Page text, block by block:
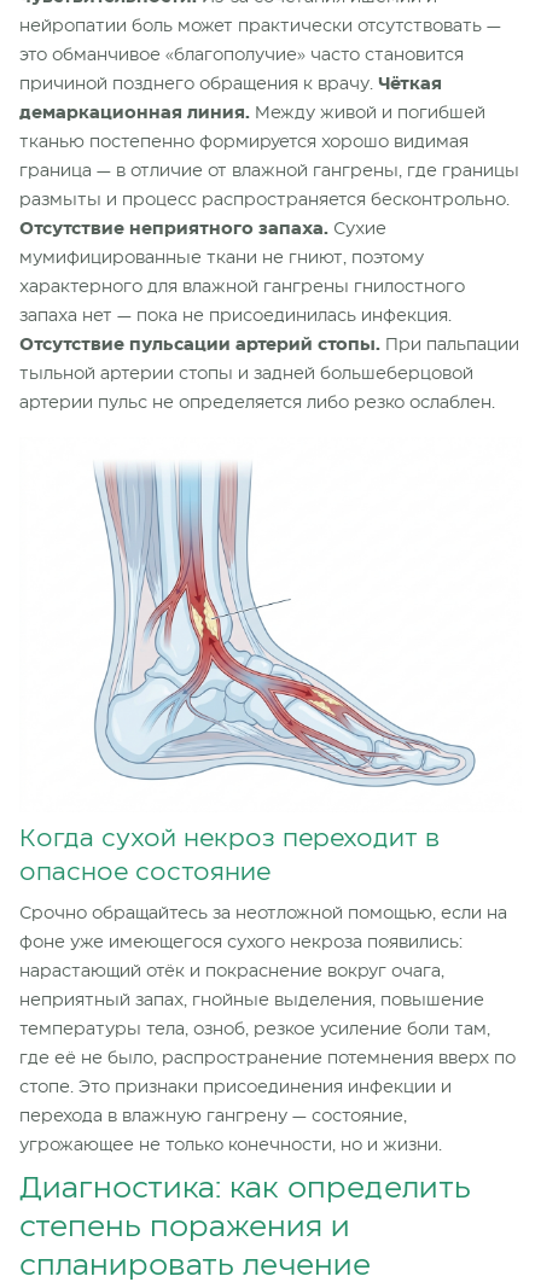
нейропатии боль может практически отсутствовать —
это обманчивое «благополучие» часто становится
причиной позднего обращения к врачу. Чёткая
демаркационная линия. Между живой и погибшей
тканью постепенно формируется хорошо видимая
граница — в отличие от влажной гангрены, где границы
размыты и процесс распространяется бесконтрольно.
Отсутствие неприятного запаха. Сухие
мумифицированные ткани не гниют, поэтому
характерного для влажной гангрены гнилостного
запаха нет — пока не присоединилась инфекция.
Отсутствие пульсации артерий стопы. При пальпации
тыльной артерии стопы и задней большеберцовой
артерии пульс не определяется либо резко ослаблен.
Когда сухой некроз переходит в
опасное состояние
Срочно обращайтесь за неотложной помощью, если на
фоне уже имеющегося сухого некроза появились:
нарастающий отёк и покраснение вокруг очага,
неприятный запах, гнойные выделения, повышение
температуры тела, озноб, резкое усиление боли там,
где её не было, распространение потемнения вверх по
стопе. Это признаки присоединения инфекции и
перехода в влажную гангрену — состояние,
угрожающее не только конечности, но и жизни.
Диагностика: как определить
степень поражения и
спланировать лечение